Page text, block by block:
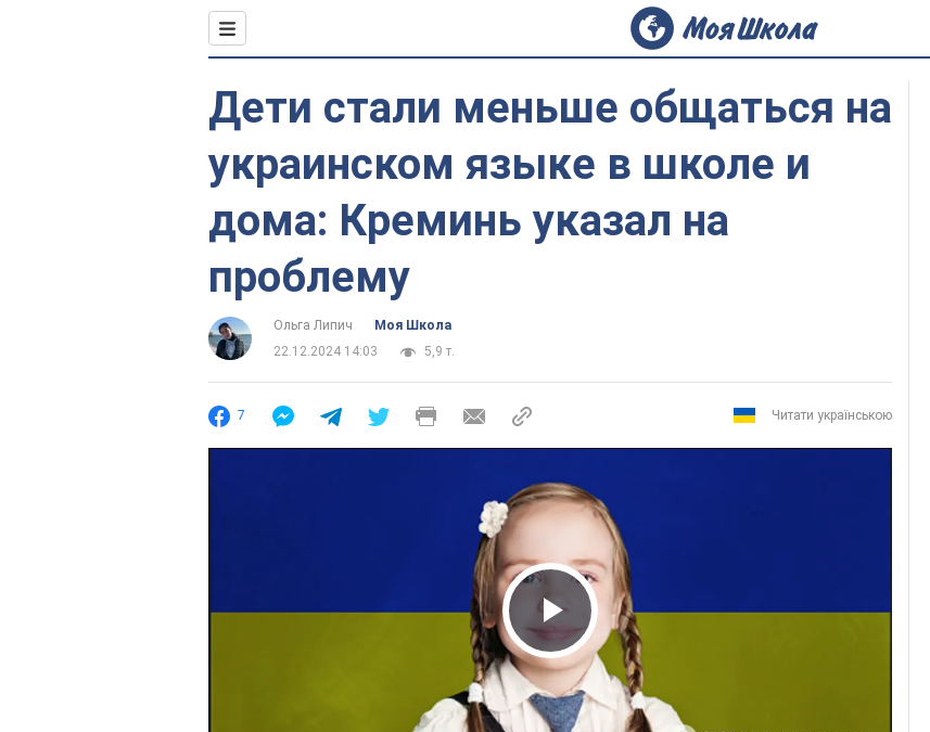
Дети стали меньше общаться на
украинском языке в школе и
дома: Креминь указал на
проблему
Ольга Липич
Моя Школа
22.12.2024 14:03
5,9 т.
7 Читати українською
Play Video